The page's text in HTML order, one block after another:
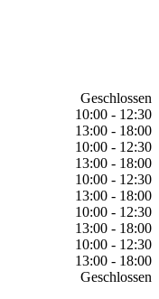
Geschlossen
10:00 - 12:30
13:00 - 18:00
10:00 - 12:30
13:00 - 18:00
10:00 - 12:30
13:00 - 18:00
10:00 - 12:30
13:00 - 18:00
10:00 - 12:30
13:00 - 18:00
Geschlossen